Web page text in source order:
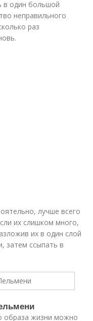
в один большой
неправильного
раз
лучше всего
их слишком много,
их в один слой
затем ссыпать в
образа жизни можно